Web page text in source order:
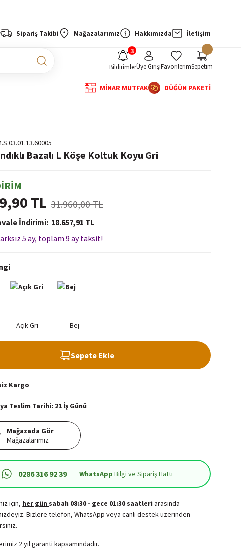
Sipariş Takibi Mağazalarımız Hakkımızda İletişim
BildirimlerÜye GirişiFavorilerimSepetim
MİNAR MUTFAK DÜĞÜN PAKETİ
Bazalı L Köşe Koltuk Koyu Gri
TL 31.960,00 TL
İndirimi 18.657,91 TL
5 ay, toplam 9 ay taksit!
Sepete Ekle
Kargo
Teslim Tarihi: 21 İş Günü
Mağazada Gör
Mağazalarımız
0286 316 92 39 WhatsApp Bilgi ve Sipariş Hattı
için, her gün sabah 08:30 - gece 01:30 saatleriarasında
Bizlere telefon, WhatsApp veya canlı destek üzerinden
2 yıl garanti kapsamındadır.